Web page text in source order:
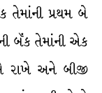
તેમાંની પ્રથમ બે
બૅંક તેમાંની એક
રાખે અને બીજી